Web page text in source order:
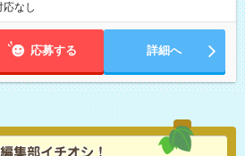
応なし
応募する 詳細へ